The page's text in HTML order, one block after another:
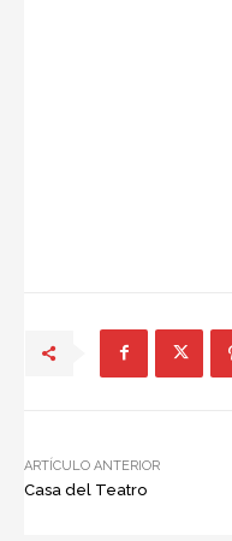
ARTÍCULO ANTERIOR
Casa del Teatro